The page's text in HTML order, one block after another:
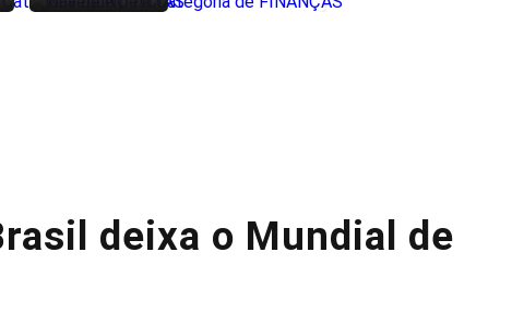
deixa o Mundial de